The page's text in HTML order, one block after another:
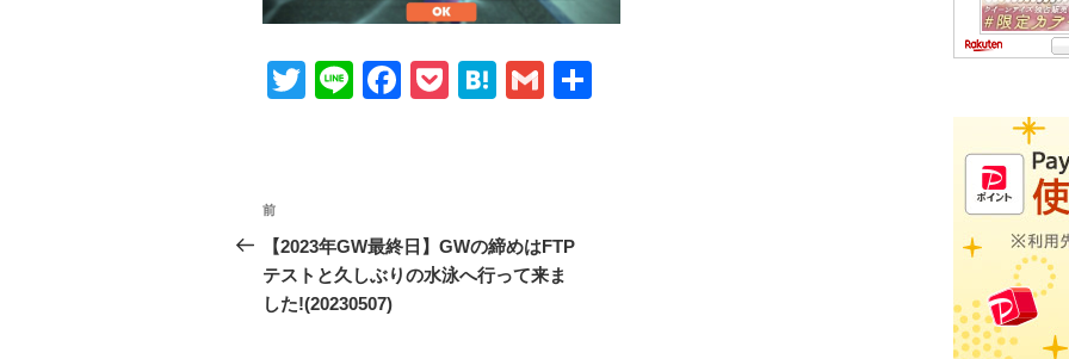
T
Li
F
b
o
P
H
a
G
投
稿
ナ
前
の
投
稿
前
【2023年GW最終日】GWの締めはFTP
テストと久しぶりの水泳へ行って来ま
した!(20230507)